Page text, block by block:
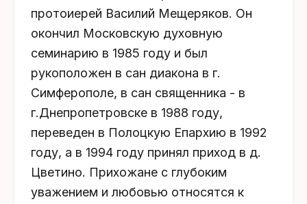
протоиерей Василий Мещеряков. Он
окончил Московскую духовную
семинарию в 1985 году и был
рукоположен в сан диакона в г.
Симферополе, в сан священника - в
г.Днепропетровске в 1988 году,
переведен в Полоцкую Епархию в 1992
году, а в 1994 году принял приход в д.
Цветино. Прихожане с глубоким
уважением и любовью относятся к